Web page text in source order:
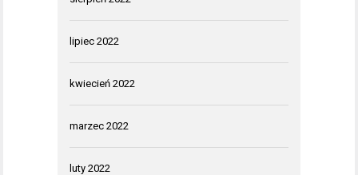
lipiec 2022
kwiecień 2022
marzec 2022
luty 2022